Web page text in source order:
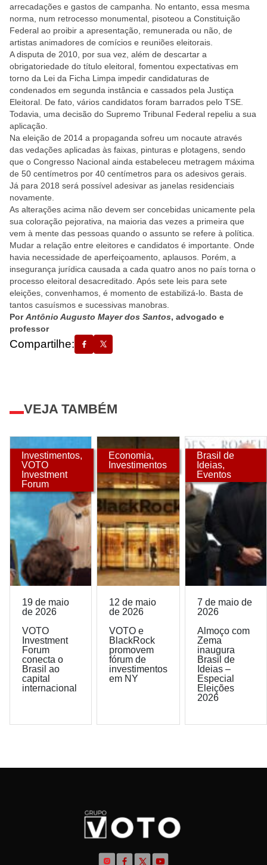
arrecadações e gastos de campanha. No entanto, essa mesma
norma, num retrocesso monumental, pisoteou a Constituição
Federal ao proibir a apresentação, remunerada ou não, de
artistas animadores de comícios e reuniões eleitorais.
A disputa de 2010, por sua vez, além de descartar a
obrigatoriedade do título eleitoral, fomentou expectativas em
torno da Lei da Ficha Limpa impedir candidaturas de
condenados em segunda instância e cassados pela Justiça
Eleitoral. De fato, vários candidatos foram barrados pelo TSE.
Todavia, uma decisão do Supremo Tribunal Federal repeliu a sua
aplicação.
Na eleição de 2014 a propaganda sofreu um nocaute através
das vedações aplicadas às faixas, pinturas e plotagens, sendo
que o Congresso Nacional ainda estabeleceu metragem máxima
de 50 centímetros por 40 centímetros para os adesivos gerais.
Já para 2018 será possível adesivar as janelas residenciais
novamente.
As alterações acima não devem ser concebidas unicamente pela
sua coloração pejorativa, na maioria das vezes a primeira que
vem à mente das pessoas quando o assunto se refere à política.
Mudar a relação entre eleitores e candidatos é importante. Onde
havia necessidade de aperfeiçoamento, aplausos. Porém, a
insegurança jurídica causada a cada quatro anos no país torna o
processo eleitoral desacreditado. Após sete leis para sete
eleições, convenhamos, é momento de estabilizá-lo. Basta de
tantos casuísmos e sucessivas manobras.
PorAntônio Augusto Mayer dos Santos, advogado e
professor
Compartilhe:
VEJA TAMBÉM
Investimentos,
VOTO
Investment
Forum
19 de maio
de 2026
VOTO
Investment
Forum
conecta o
Brasil ao
capital
internacional
Economia,
Investimentos
12 de maio
de 2026
VOTO e
BlackRock
promovem
fórum de
investimentos
em NY
Brasil de
Ideias,
Eventos
7 de maio de
2026
Almoço com
Zema
inaugura
Brasil de
Ideias –
Especial
Eleições
2026